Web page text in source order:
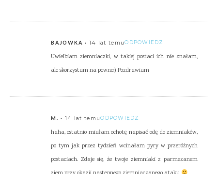
BAJOWKA 14 lat temuODPOWIEDZ
Uwielbiam ziemniaczki, w takiej postaci ich nie znałam,
ale skorzystam na pewno:) Pozdrawiam
M. 14 lat temuODPOWIEDZ
haha, ostatnio miałam ochotę napisać odę do ziemniaków,
po tym jak przez tydzień wcinałam pyry w przeróżnych
postaciach. Zdaje się, że twoje ziemniaki z parmezanem